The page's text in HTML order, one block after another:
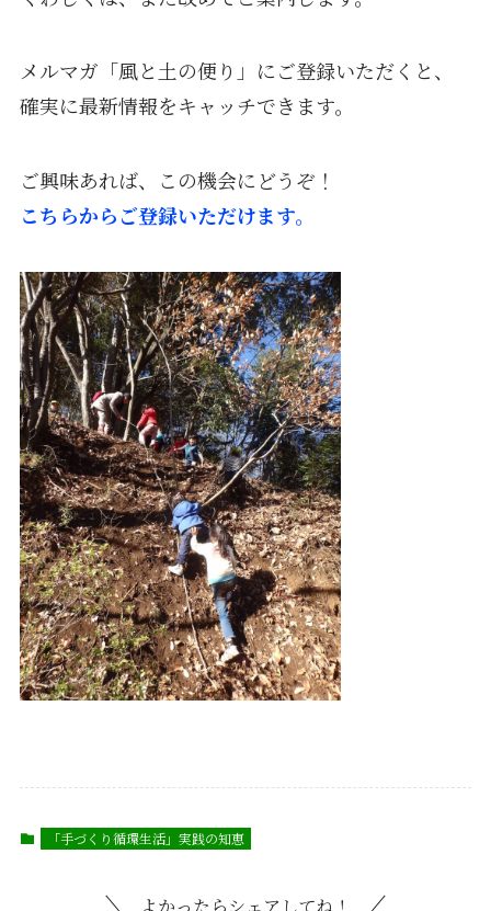
メルマガ「風と土の便り」にご登録いただくと、
確実に最新情報をキャッチできます。
ご興味あれば、この機会にどうぞ！
こちらからご登録いただけます。
「手づくり循環生活」実践の知恵
よかったらシェアしてね！